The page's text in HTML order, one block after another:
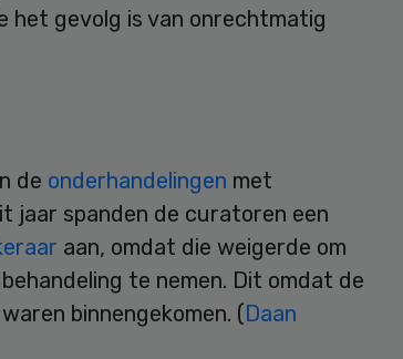
het gevolg is van onrechtmatig
de onderhandelingen met
jaar spanden de curatoren een
aan, omdat die weigerde om
te nemen. Dit omdat de
binnengekomen. (Daan